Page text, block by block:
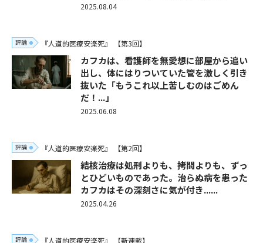
2025.08.04
評論 『人道的医療安楽死』 【第3回】
カフカは、看護師を無愛想に部屋から追い
出し、体にはりついていた管を激しく引き
抜いた「もうこれ以上苦しむのはごめん
だ！...」
2025.06.08
評論 『人道的医療安楽死』 【第2回】
結核治療は処刑よりも、拷問よりも、ずっ
とひどいものであった。治らぬ病を患った
カフカはその深刻さに気が付き......
2025.04.26
評論 『人道的医療安楽死』 【新連載】